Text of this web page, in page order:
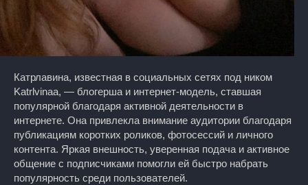
Катрлавина, известная в социальных сетях под ником
Katrlvinaa, — блогерша и интернет-модель, ставшая
популярной благодаря активной деятельности в
интернете. Она привлекла внимание аудитории благодаря
публикациям коротких роликов, фотосессий и личного
контента. Яркая внешность, уверенная подача и активное
общение с подписчиками помогли ей быстро набрать
популярность среди пользователей.